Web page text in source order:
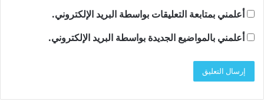
أعلمني بمتابعة التعليقات بواسطة البريد الإلكتروني.
أعلمني بالمواضيع الجديدة بواسطة البريد الإلكتروني.